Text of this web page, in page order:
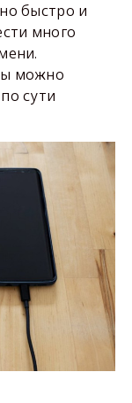
быстро и
много
можно
сути